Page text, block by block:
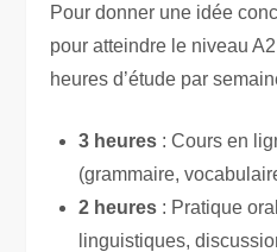
Pour donner une idée
pour atteindre le niveau
heures d’étude par
3 heures : Cours en
(grammaire,
2 heures : Pratique
linguistiques,